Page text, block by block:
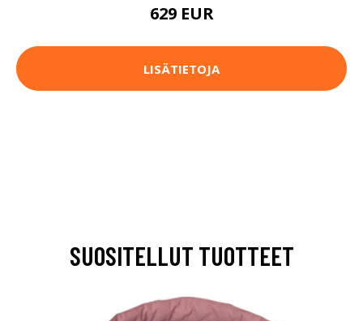
629 EUR
LISÄTIETOJA
SUOSITELLUT TUOTTEET